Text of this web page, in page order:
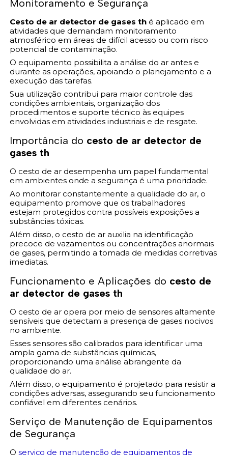
Monitoramento e Segurança
Cesto de ar detector de gases th é aplicado em
atividades que demandam monitoramento
atmosférico em áreas de difícil acesso ou com risco
potencial de contaminação.
O equipamento possibilita a análise do ar antes e
durante as operações, apoiando o planejamento e a
execução das tarefas.
Sua utilização contribui para maior controle das
condições ambientais, organização dos
procedimentos e suporte técnico às equipes
envolvidas em atividades industriais e de resgate.
Importância do cesto de ar detector de
gases th
O cesto de ar desempenha um papel fundamental
em ambientes onde a segurança é uma prioridade.
Ao monitorar constantemente a qualidade do ar, o
equipamento promove que os trabalhadores
estejam protegidos contra possíveis exposições a
substâncias tóxicas.
Além disso, o cesto de ar auxilia na identificação
precoce de vazamentos ou concentrações anormais
de gases, permitindo a tomada de medidas corretivas
imediatas.
Funcionamento e Aplicações do cesto de
ar detector de gases th
O cesto de ar opera por meio de sensores altamente
sensíveis que detectam a presença de gases nocivos
no ambiente.
Esses sensores são calibrados para identificar uma
ampla gama de substâncias químicas,
proporcionando uma análise abrangente da
qualidade do ar.
Além disso, o equipamento é projetado para resistir a
condições adversas, assegurando seu funcionamento
confiável em diferentes cenários.
Serviço de Manutenção de Equipamentos
de Segurança
Oserviço de manutenção de equipamentos de